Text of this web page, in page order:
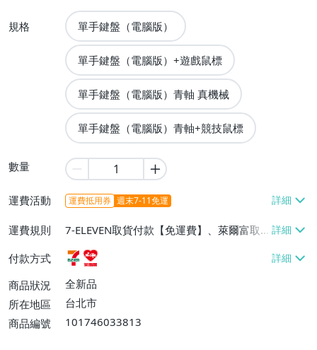
規格 單手鍵盤（電腦版）
單手鍵盤（電腦版）+遊戲鼠標
單手鍵盤（電腦版）青軸 真機械
單手鍵盤（電腦版）青軸+競技鼠標
數量
運費活動 運費抵用券 週末7-11免運
運費規則
7-ELEVEN取貨付款【免運費】、萊爾富取
貨付款【免運費】
付款方式
商品狀況
全新品
所在地區
台北市
商品編號
101746033813